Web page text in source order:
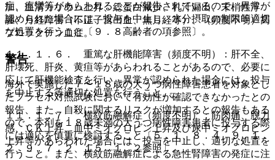
加、血清カリウム上昇、総蛋白減少、乳汁漏出、末梢性浮
腫、月経障害（不正子宮出血、無月経等）、（頻度不明）高
プロラクチン血症。
警告
海外で実施した７〜１８歳の大うつ病性障害患者を対象とし
たプラセボ対照試験において有効性が確認できなかったとの
報告、また、自殺に関するリスクが増加するとの報告もある
ので、本剤を１８歳未満の大うつ病性障害患者に投与する際
には適応を慎重に検討すること〔５．１、８．４、９．１．
２、９．７．２、１５．１．２参照〕。
症、痙攣等があらわれることが報告されているので、異常が
認められた場合には、投与を中止し、水分摂取の制限等適切
な処置を行うこと〔９．８高齢者の項参照〕。
１１．１．６． 重篤な肝機能障害（頻度不明）：肝不全、
肝壊死、肝炎、黄疸等があらわれることがあるので、必要に
応じて肝機能検査を行い、異常が認められた場合には、投与
を中止する等適切な処置を行うこと。
１１．１．７． 横紋筋融解症（頻度不明）：筋肉痛、脱力
感、ＣＫ上昇、血中ミオグロビン上昇及び尿中ミオグロビン
上昇等があらわれた場合には、投与を中止し、適切な処置を
行うこと。また、横紋筋融解症による急性腎障害の発症に注